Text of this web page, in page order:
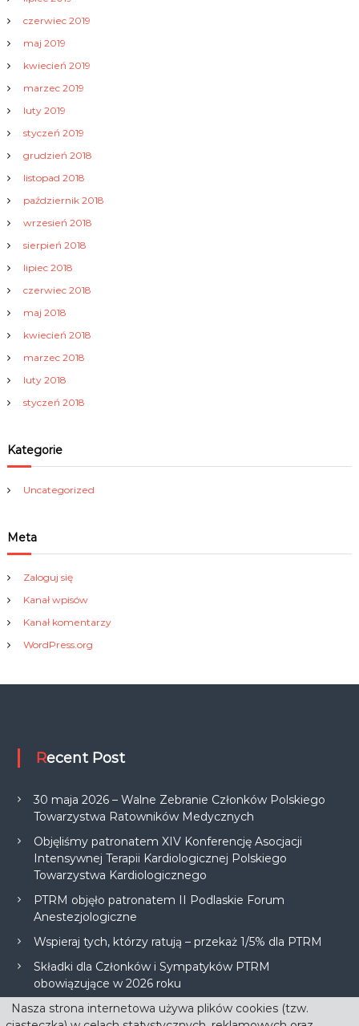
czerwiec 2019
maj 2019
kwiecień 2019
marzec 2019
luty 2019
styczeń 2019
grudzień 2018
listopad 2018
październik 2018
wrzesień 2018
sierpień 2018
lipiec 2018
czerwiec 2018
maj 2018
kwiecień 2018
marzec 2018
luty 2018
styczeń 2018
Kategorie
Uncategorized
Meta
Zaloguj się
Kanał wpisów
Kanał komentarzy
WordPress.org
Recent Post
30 maja 2026 – Walne Zebranie Członków Polskiego
Towarzystwa Ratowników Medycznych
Objęliśmy patronatem XIV Konferencję Asocjacji
Intensywnej Terapii Kardiologicznej Polskiego
Towarzystwa Kardiologicznego
PTRM objęło patronatem II Podlaskie Forum
Anestezjologiczne
Wspieraj tych, którzy ratują – przekaż 1/5% dla PTRM
Składki dla Członków i Sympatyków PTRM
obowiązujące w 2026 roku
Nasza strona internetowa używa plików cookies (tzw.